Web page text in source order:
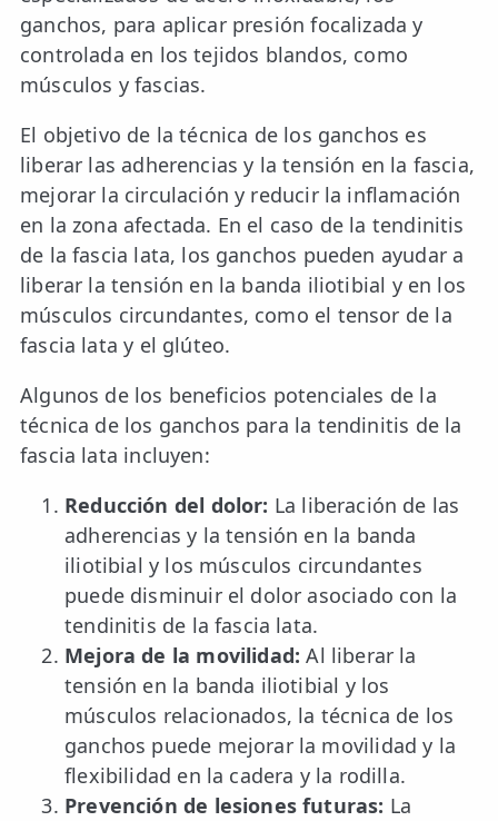
ganchos, para aplicar presión focalizada y
controlada en los tejidos blandos, como
músculos y fascias.
El objetivo de la técnica de los ganchos es
liberar las adherencias y la tensión en la fascia,
mejorar la circulación y reducir la inflamación
en la zona afectada. En el caso de la tendinitis
de la fascia lata, los ganchos pueden ayudar a
liberar la tensión en la banda iliotibial y en los
músculos circundantes, como el tensor de la
fascia lata y el glúteo.
Algunos de los beneficios potenciales de la
técnica de los ganchos para la tendinitis de la
fascia lata incluyen:
Reducción del dolor: La liberación de las
adherencias y la tensión en la banda
iliotibial y los músculos circundantes
puede disminuir el dolor asociado con la
tendinitis de la fascia lata.
Mejora de la movilidad:Al liberar la
tensión en la banda iliotibial y los
músculos relacionados, la técnica de los
ganchos puede mejorar la movilidad y la
flexibilidad en la cadera y la rodilla.
Prevención de lesiones futuras: La